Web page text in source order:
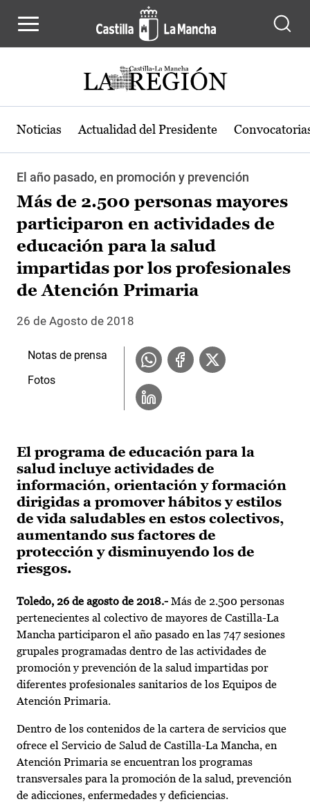
Noticias Actualidad del Presidente
El año pasado, en promoción y prevención
Más de 2.500 personas mayores
participaron en actividades de
educación para la salud
impartidas por los profesionales
de Atención Primaria
26 de Agosto de 2018
El programa de educación para la
salud incluye actividades de
información, orientación y formación
dirigidas a promover hábitos y estilos
de vida saludables en estos colectivos,
aumentando sus factores de
protección y disminuyendo los de
riesgos.
Toledo, 26 de agosto de 2018.- Más de 2.500 personas
pertenecientes al colectivo de mayores de Castilla-La
Mancha participaron el año pasado en las 747 sesiones
grupales programadas dentro de las actividades de
promoción y prevención de la salud impartidas por
diferentes profesionales sanitarios de los Equipos de
Atención Primaria.
Dentro de los contenidos de la cartera de servicios que
ofrece el Servicio de Salud de Castilla-La Mancha, en
Atención Primaria se encuentran los programas
transversales para la promoción de la salud, prevención
de adicciones, enfermedades y deficiencias.
Notas de prensa
Fotos